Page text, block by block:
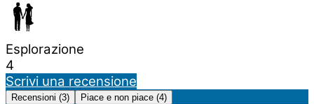
Esplorazione
4
Scrivi una recensione
Recensioni (3) Piace e non piace (4)